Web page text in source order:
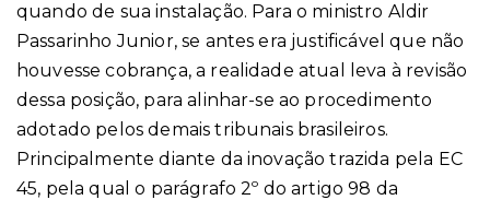
quando de sua instalação. Para o ministro Aldir
Passarinho Junior, se antes era justificável que não
houvesse cobrança, a realidade atual leva à revisão
dessa posição, para alinhar-se ao procedimento
adotado pelos demais tribunais brasileiros.
Principalmente diante da inovação trazida pela EC
45, pela qual o parágrafo 2º do artigo 98 da